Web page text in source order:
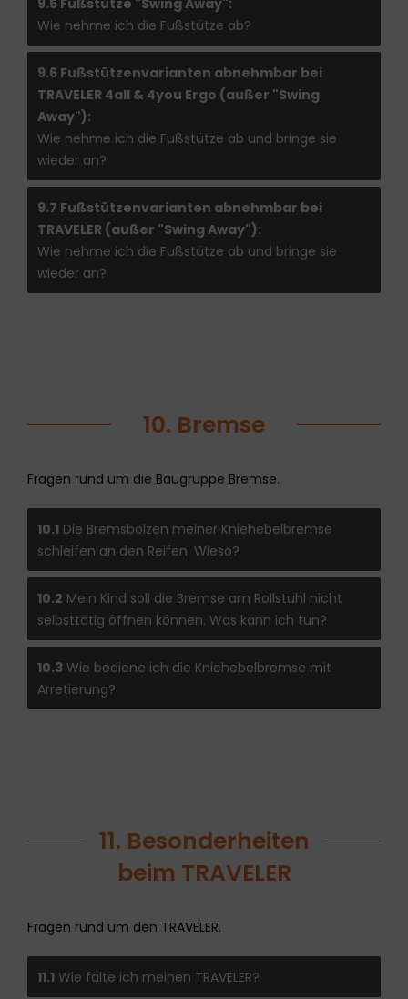
Wie nehme ich die Fußstütze ab?
9.6 Fußstützenvarianten abnehmbar bei
TRAVELER 4all & 4you Ergo (außer "Swing
Away"):
Wie nehme ich die Fußstütze ab und bringe sie
wieder an?
9.7 Fußstützenvarianten abnehmbar bei
TRAVELER (außer "Swing Away"):
Wie nehme ich die Fußstütze ab und bringe sie
wieder an?
10. Bremse
Fragen rund um die Baugruppe Bremse.
10.1Die Bremsbolzen meiner Kniehebelbremse
schleifen an den Reifen. Wieso?
10.2 Mein Kind soll die Bremse am Rollstuhl nicht
selbsttätig öffnen können. Was kann ich tun?
10.3 Wie bediene ich die Kniehebelbremse mit
Arretierung?
11. Besonderheiten
beim TRAVELER
Fragen rund um den TRAVELER.
11.1Wie falte ich meinen TRAVELER?